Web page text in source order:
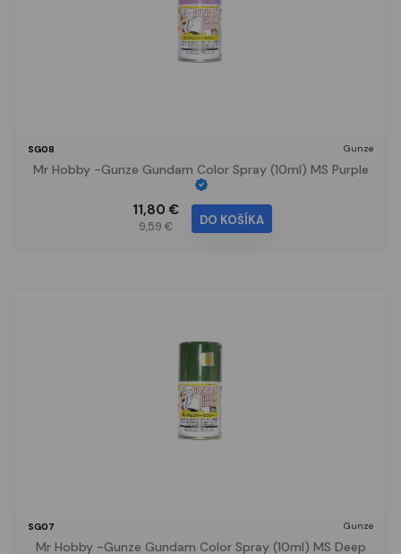
SG08 Gunze
Mr Hobby -Gunze Gundam Color Spray (10ml) MS Purple
11,80 €
9,59 € DO KOŠÍKA
SG07 Gunze
Mr Hobby -Gunze Gundam Color Spray (10ml) MS Deep